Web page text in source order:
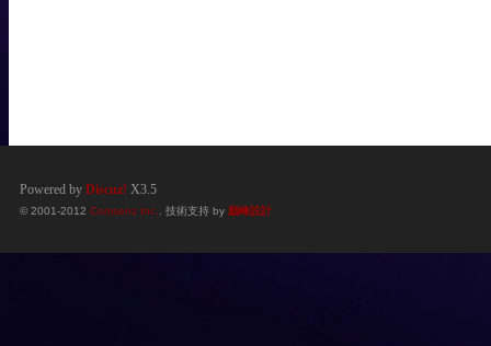
Powered by Discuz! X3.5
© 2001-2012 Comsenz Inc. . 技術支持 by 巔峰設計